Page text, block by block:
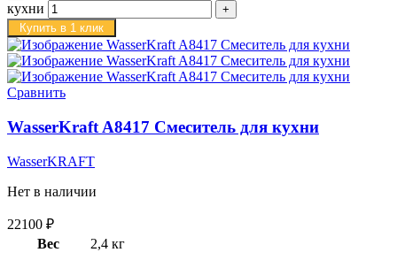
кухни
Купить в 1 клик
Сравнить
WasserKraft A8417 Смеситель для кухни
WasserKRAFT
Нет в наличии
22100 ₽
Вес
2,4 кг